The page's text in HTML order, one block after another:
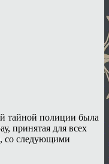
тайной полиции была
принятая для всех
со следующими